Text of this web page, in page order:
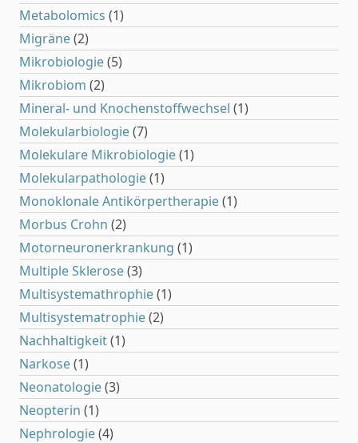
Metabolomics (1)
Migräne(2)
Mikrobiologie(5)
Mikrobiom (2)
Mineral- und Knochenstoffwechsel (1)
Molekularbiologie(7)
Molekulare Mikrobiologie(1)
Molekularpathologie(1)
Monoklonale Antikörpertherapie(1)
Morbus Crohn (2)
Motorneuronerkrankung (1)
Multiple Sklerose(3)
Multisystemathrophie(1)
Multisystematrophie(2)
Nachhaltigkeit(1)
Narkose(1)
Neonatologie(3)
Neopterin (1)
Nephrologie(4)